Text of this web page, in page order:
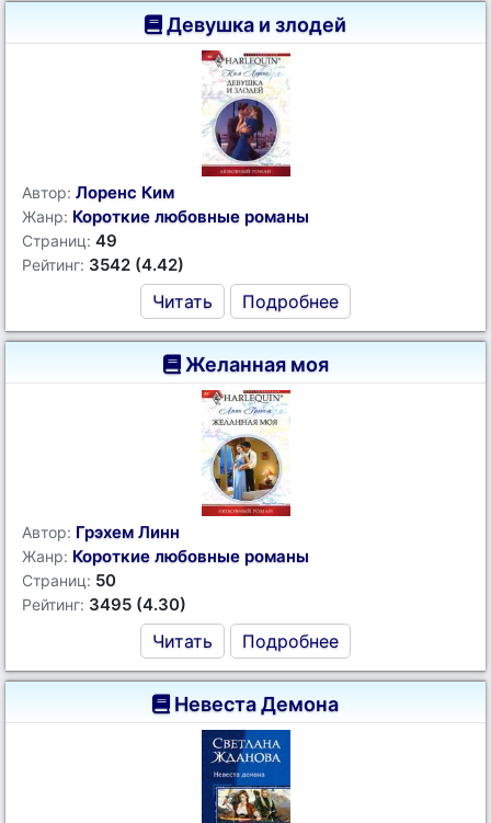
Девушка и злодей
Автор: Лоренс Ким
Жанр: Короткие любовные романы
Страниц: 49
Рейтинг: 3542 (4.42)
Читать Подробнее
Желанная моя
Автор: Грэхем Линн
Жанр: Короткие любовные романы
Страниц: 50
Рейтинг: 3495 (4.30)
Читать Подробнее
Невеста Демона